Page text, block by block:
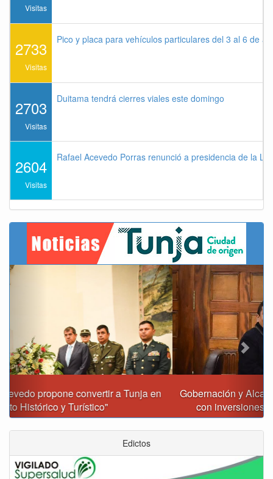
Visitas
2733
Visitas
Pico y placa para vehículos particulares del 3 al 6 de
2703
Visitas
Duitama tendrá cierres viales este domingo
2604
Visitas
Rafael Acevedo Porras renunció a presidencia de la
Gobernación y Alcaldía de Tunja revisan 120 proyectos
con inversiones superiores a $385.000 millones
Next
Edictos